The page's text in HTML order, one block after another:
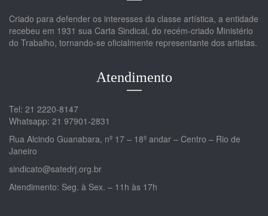
Criado para defender os interesses da classe artística, a entidade
recebeu em 1931 sua Carta Sindical, do recém-criado Ministério
do Trabalho, tornando-se oficialmente representante dos artistas.
Atendimento
Tel: 21 2220-8147
Whatsapp: 21 97901-2831
Rua Alcindo Guanabara, nº 17 – 18º andar – Centro – Rio de
Janeiro
sindicato@satedrj.org.br
Atendimento: Seg. à Sex. – 11h às 17h